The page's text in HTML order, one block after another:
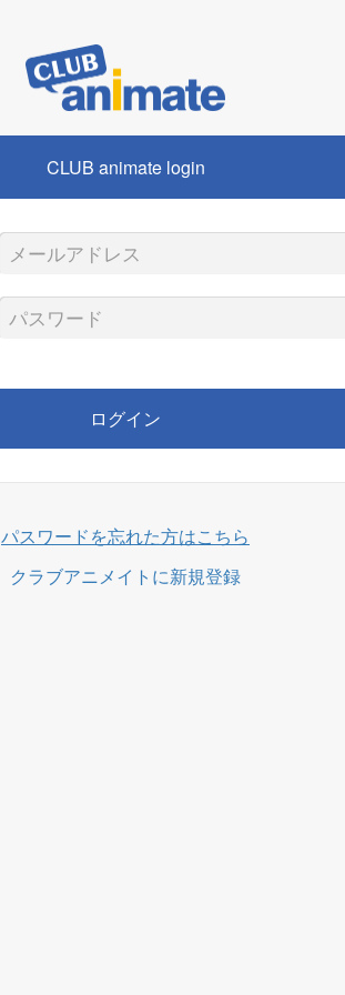
CLUB animate login
ログイン
パスワードを忘れた方はこちら
クラブアニメイトに新規登録